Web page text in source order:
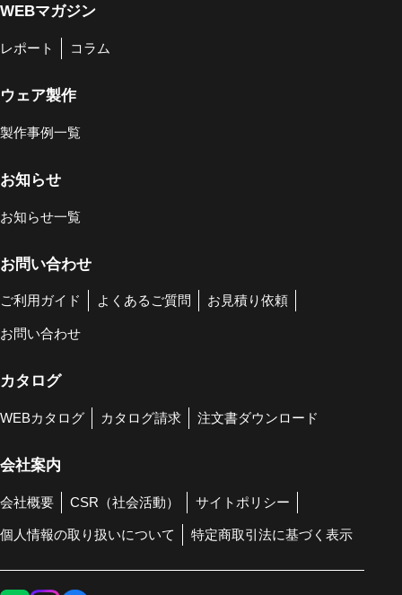
WEBマガジン
レポート コラム
ウェア製作
製作事例一覧
お知らせ
お知らせ一覧
お問い合わせ
ご利用ガイド よくあるご質問 お見積り依頼
お問い合わせ
カタログ
WEBカタログ カタログ請求 注文書ダウンロード
会社案内
会社概要 CSR（社会活動） サイトポリシー
個人情報の取り扱いについて 特定商取引法に基づく表示